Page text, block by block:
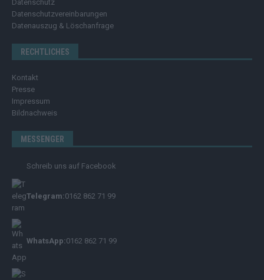
Datenschutz
Datenschutzvereinbarungen
Datenauszug & Löschanfrage
RECHTLICHES
Kontakt
Presse
Impressum
Bildnachweis
MESSENGER
Schreib uns auf Facebook
Telegram:0162 862 71 99
WhatsApp:0162 862 71 99